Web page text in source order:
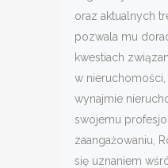
oraz aktualnych
pozwala mu
kwestiach
w nieruchomości,
wynajmie
swojemu
zaangażowaniu,
się uznaniem